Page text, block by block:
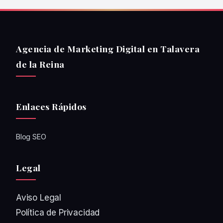
Agencia de Marketing Digital en Talavera
de la Reina
Enlaces Rápidos
Blog SEO
Legal
Aviso Legal
Política de Privacidad